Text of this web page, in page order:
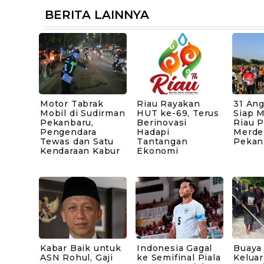
BERITA LAINNYA
Motor Tabrak
Mobil di Sudirman
Pekanbaru,
Pengendara
Tewas dan Satu
Kendaraan Kabur
Riau Rayakan
HUT ke-69, Terus
Berinovasi
Hadapi
Tantangan
Ekonomi
31
Siap
Riau
Kabar Baik untuk
ASN Rohul, Gaji
Indonesia Gagal
ke Semifinal Piala